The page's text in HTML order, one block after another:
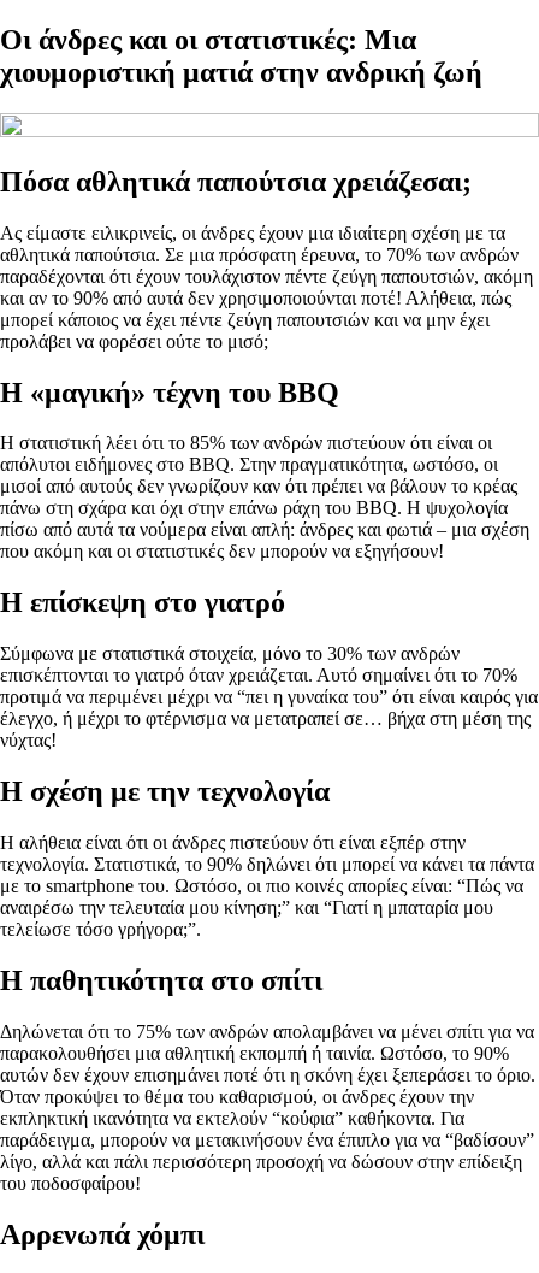
Οι άνδρες και οι στατιστικές: Μια
χιουμοριστική ματιά στην ανδρική ζωή
Πόσα αθλητικά παπούτσια χρειάζεσαι;
Ας είμαστε ειλικρινείς, οι άνδρες έχουν μια ιδιαίτερη σχέση με τα
αθλητικά παπούτσια. Σε μια πρόσφατη έρευνα, το 70% των ανδρών
παραδέχονται ότι έχουν τουλάχιστον πέντε ζεύγη παπουτσιών, ακόμη
και αν το 90% από αυτά δεν χρησιμοποιούνται ποτέ! Αλήθεια, πώς
μπορεί κάποιος να έχει πέντε ζεύγη παπουτσιών και να μην έχει
προλάβει να φορέσει ούτε το μισό;
Η «μαγική» τέχνη του BBQ
Η στατιστική λέει ότι το 85% των ανδρών πιστεύουν ότι είναι οι
απόλυτοι ειδήμονες στο BBQ. Στην πραγματικότητα, ωστόσο, οι
μισοί από αυτούς δεν γνωρίζουν καν ότι πρέπει να βάλουν το κρέας
πάνω στη σχάρα και όχι στην επάνω ράχη του BBQ. Η ψυχολογία
πίσω από αυτά τα νούμερα είναι απλή: άνδρες και φωτιά – μια σχέση
που ακόμη και οι στατιστικές δεν μπορούν να εξηγήσουν!
Η επίσκεψη στο γιατρό
Σύμφωνα με στατιστικά στοιχεία, μόνο το 30% των ανδρών
επισκέπτονται το γιατρό όταν χρειάζεται. Αυτό σημαίνει ότι το 70%
προτιμά να περιμένει μέχρι να “πει η γυναίκα του” ότι είναι καιρός για
έλεγχο, ή μέχρι το φτέρνισμα να μετατραπεί σε… βήχα στη μέση της
νύχτας!
Η σχέση με την τεχνολογία
Η αλήθεια είναι ότι οι άνδρες πιστεύουν ότι είναι εξπέρ στην
τεχνολογία. Στατιστικά, το 90% δηλώνει ότι μπορεί να κάνει τα πάντα
με το smartphone του. Ωστόσο, οι πιο κοινές απορίες είναι: “Πώς να
αναιρέσω την τελευταία μου κίνηση;” και “Γιατί η μπαταρία μου
τελείωσε τόσο γρήγορα;”.
Η παθητικότητα στο σπίτι
Δηλώνεται ότι το 75% των ανδρών απολαμβάνει να μένει σπίτι για να
παρακολουθήσει μια αθλητική εκπομπή ή ταινία. Ωστόσο, το 90%
αυτών δεν έχουν επισημάνει ποτέ ότι η σκόνη έχει ξεπεράσει το όριο.
Όταν προκύψει το θέμα του καθαρισμού, οι άνδρες έχουν την
εκπληκτική ικανότητα να εκτελούν “κούφια” καθήκοντα. Για
παράδειγμα, μπορούν να μετακινήσουν ένα έπιπλο για να “βαδίσουν”
λίγο, αλλά και πάλι περισσότερη προσοχή να δώσουν στην επίδειξη
του ποδοσφαίρου!
Αρρενωπά χόμπι